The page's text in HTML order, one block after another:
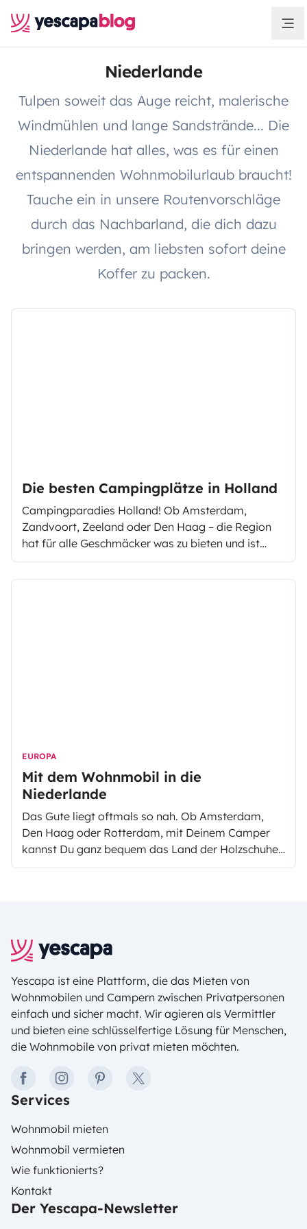
Niederlande
Tulpen soweit das Auge reicht, malerische
Windmühlen und lange Sandstrände... Die
Niederlande hat alles, was es für einen
entspannenden Wohnmobilurlaub braucht!
Tauche ein in unsere Routenvorschläge
durch das Nachbarland, die dich dazu
bringen werden, am liebsten sofort deine
Koffer zu packen.
Die besten Campingplätze in Holland
Campingparadies Holland! Ob Amsterdam,
Zandvoort, Zeeland oder Den Haag – die Region
hat für alle Geschmäcker was zu bieten und ist
zudem von Deutschland aus schnell und
kostengünstig zu erreichen. Wir zeigen Dir die
EUROPA
Mit dem Wohnmobil in die
Niederlande
Das Gute liegt oftmals so nah. Ob Amsterdam,
Den Haag oder Rotterdam, mit Deinem Camper
kannst Du ganz bequem das Land der Holzschuhe
und Tulpen erkunden. In diesem Artikel haben wir
Yescapa ist eine Plattform, die das Mieten von
Wohnmobilen und Campern zwischen Privatpersonen
einfach und sicher macht. Wir agieren als Vermittler
und bieten eine schlüsselfertige Lösung für Menschen,
die Wohnmobile von privat mieten möchten.
facebookinstagrampinteresttwitter
Services
Wohnmobil mieten
Wohnmobil vermieten
Wie funktionierts?
Kontakt
Der Yescapa-Newsletter